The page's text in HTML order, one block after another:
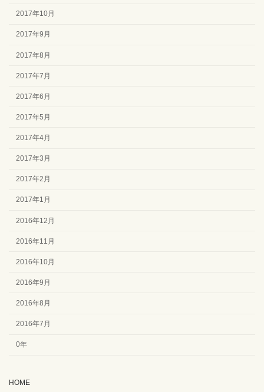
2017年10月
2017年9月
2017年8月
2017年7月
2017年6月
2017年5月
2017年4月
2017年3月
2017年2月
2017年1月
2016年12月
2016年11月
2016年10月
2016年9月
2016年8月
2016年7月
0年
HOME